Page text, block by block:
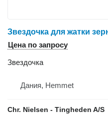
Звездочка для жатки
Цена по запросу
Звездочка
Дания, Hemmet
Chr. Nielsen - Tingheden A/S